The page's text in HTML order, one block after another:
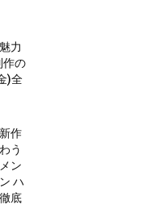
力
作の
)全
作
う
ン
ハ
底